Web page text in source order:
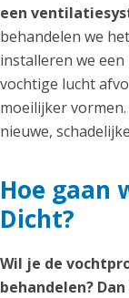
een
behandelen we
installeren we
vochtige lucht
moeilijker
nieuwe,
Hoe gaan
Dicht?
Wil je de
behandelen?